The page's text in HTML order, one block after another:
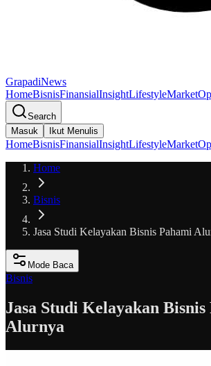
GrapadiNews
HomeBisnisFinansialInsightLifestyleMarket
Search
Masuk
Ikut Menulis
HomeBisnisFinansialInsightLifestyleMarket
Home
Bisnis
Jasa Studi Kelayakan Bisnis Pahami
Mode Baca
Bisnis
Jasa Studi Kelayakan Bisnis
Alurnya